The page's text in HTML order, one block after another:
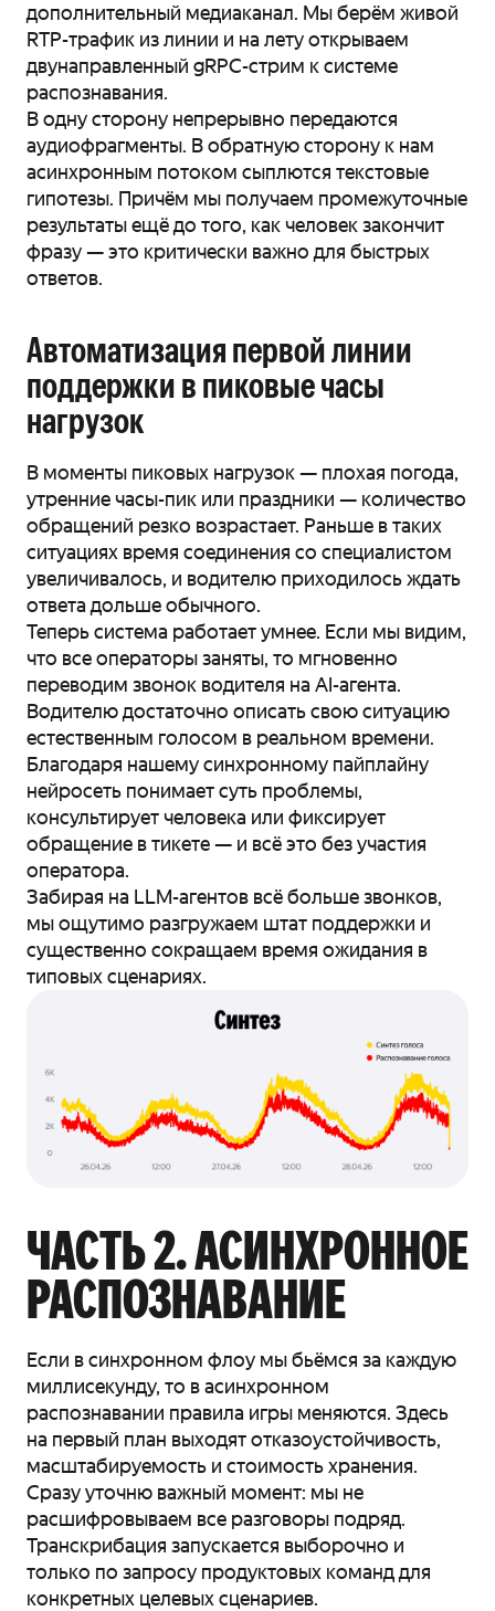
дополнительный медиаканал. Мы берём живой
RTP-трафик из линии и на лету открываем
двунаправленный gRPC-стрим к системе
распознавания.
В одну сторону непрерывно передаются
аудиофрагменты. В обратную сторону к нам
асинхронным потоком сыплются текстовые
гипотезы. Причём мы получаем промежуточные
результаты ещё до того, как человек закончит
фразу — это критически важно для быстрых
ответов.
Автоматизация первой линии
поддержки в пиковые часы
нагрузок
В моменты пиковых нагрузок — плохая погода,
утренние часы-пик или праздники — количество
обращений резко возрастает. Раньше в таких
ситуациях время соединения со специалистом
увеличивалось, и водителю приходилось ждать
ответа дольше обычного.
Теперь система работает умнее. Если мы видим,
что все операторы заняты, то мгновенно
переводим звонок водителя на AI-агента.
Водителю достаточно описать свою ситуацию
естественным голосом в реальном времени.
Благодаря нашему синхронному пайплайну
нейросеть понимает суть проблемы,
консультирует человека или фиксирует
обращение в тикете — и всё это без участия
оператора.
Забирая на LLM-агентов всё больше звонков,
мы ощутимо разгружаем штат поддержки и
существенно сокращаем время ожидания в
типовых сценариях.
ЧАСТЬ 2. АСИНХРОННОЕ
РАСПОЗНАВАНИЕ
Если в синхронном флоу мы бьёмся за каждую
миллисекунду, то в асинхронном
распознавании правила игры меняются. Здесь
на первый план выходят отказоустойчивость,
масштабируемость и стоимость хранения.
Сразу уточню важный момент: мы не
расшифровываем все разговоры подряд.
Транскрибация запускается выборочно и
только по запросу продуктовых команд для
конкретных целевых сценариев.